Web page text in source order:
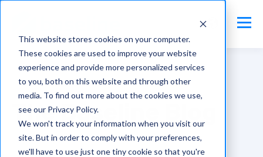
This website stores cookies on your computer.
These cookies are used to improve your website
experience and provide more personalized services
to you, both on this website and through other
media. To find out more about the cookies we use,
see our Privacy Policy.
We won't track your information when you visit our
site. But in order to comply with your preferences,
we'll have to use just one tiny cookie so that you're
The Baseline Blog